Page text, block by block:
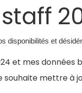
disponibilités et
souhaite mettre à